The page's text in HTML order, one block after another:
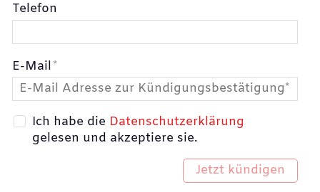
Telefon
E-Mail*
Ich habe die Datenschutzerklärung
gelesen und akzeptiere sie.
Jetzt kündigen